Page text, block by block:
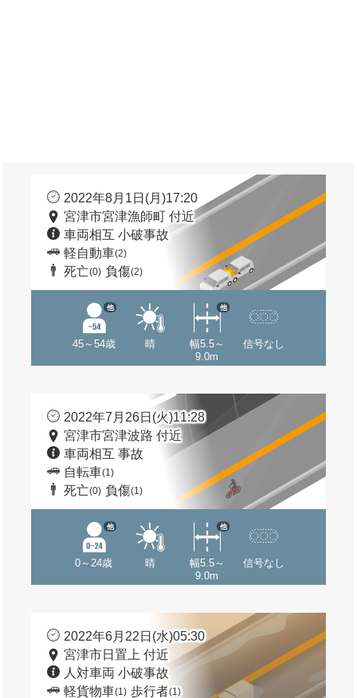
2022年8月1日(月)17:20
宮津市宮津漁師町 付近
車両相互 小破事故
軽自動車(2)
死亡(0) 負傷(2)
45～54歳
他
晴
幅5.5～
9.0m
他
信号なし
2022年7月26日(火)11:28
宮津市宮津波路 付近
車両相互 事故
自転車(1)
死亡(0) 負傷(1)
0～24歳
他
晴
幅5.5～
9.0m
他
信号なし
2022年6月22日(水)05:30
宮津市日置上 付近
人対車両 小破事故
軽貨物車(1) 歩行者(1)